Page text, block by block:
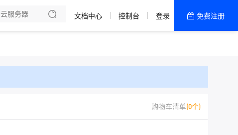
文档中心 控制台 登录 免费注册
购物车清单(0个)